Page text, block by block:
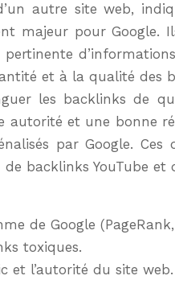
autre site web,
majeur pour Google.
et à la qualité des
les backlinks de
et une bonne
par Google.
backlinks YouTube
de Google
toxiques.
et l’autorité du site web.